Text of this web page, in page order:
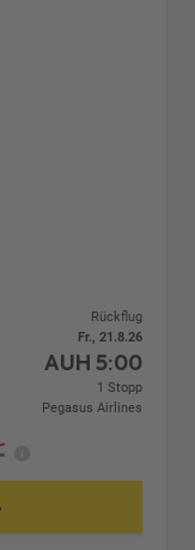
Rückflug
Fr., 21.8.26
AUH 5:00
1 Stopp
Pegasus Airlines